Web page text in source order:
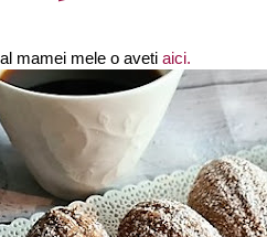
mamei mele o aveti aici.